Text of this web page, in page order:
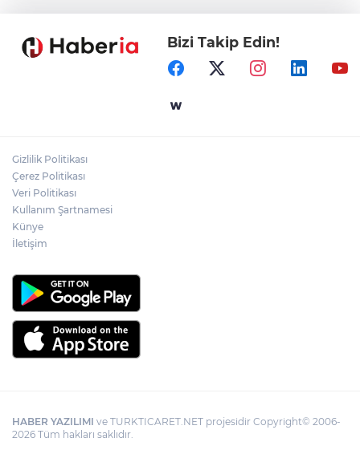
Samsun’da Alaçam'a yeni yaşam alanı
Yapay zekada onlarca uygulamanın
Bizi Takip Edin!
Gizlilik Politikası
Çerez Politikası
Veri Politikası
Kullanım Şartnamesi
Künye
İletişim
HABER YAZILIMI ve TURKTICARET.NET projesidir Copyright© 2006-
2026 Tüm hakları saklıdır.